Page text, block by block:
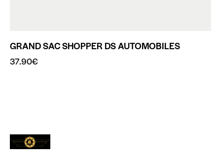
GRAND SAC SHOPPER DS AUTOMOBILES
37.90€